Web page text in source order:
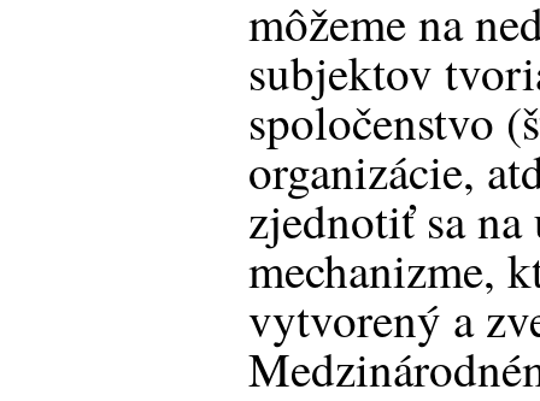
môžeme na
subjektov
spoločenstvo
organizácie,
zjednotiť sa
mechanizme,
vytvorený a